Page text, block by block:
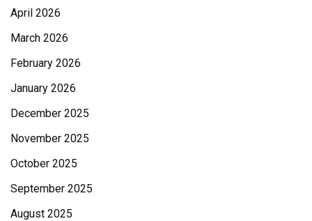
April 2026
March 2026
February 2026
January 2026
December 2025
November 2025
October 2025
September 2025
August 2025